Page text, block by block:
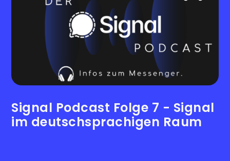
Signal Podcast Folge 7 - Signal
im deutschsprachigen Raum